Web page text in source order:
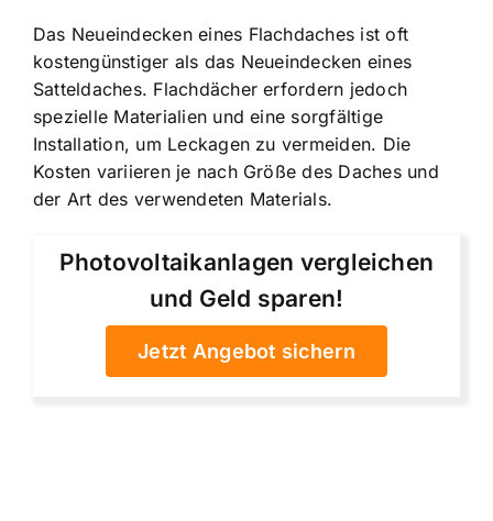
Das Neueindecken eines Flachdaches ist oft
kostengünstiger als das Neueindecken eines
Satteldaches. Flachdächer erfordern jedoch
spezielle Materialien und eine sorgfältige
Installation, um Leckagen zu vermeiden. Die
Kosten variieren je nach Größe des Daches und
der Art des verwendeten Materials.
Photovoltaikanlagen vergleichen
und Geld sparen!
Jetzt Angebot sichern